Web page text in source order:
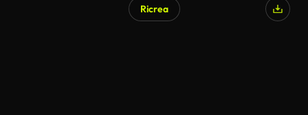
Ricrea